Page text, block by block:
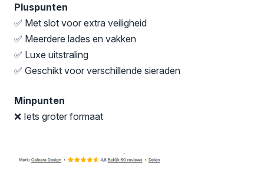
Pluspunten
✅ Met slot voor extra veiligheid
✅ Meerdere lades en vakken
✅ Luxe uitstraling
✅ Geschikt voor verschillende sieraden
Minpunten
❌ Iets groter formaat